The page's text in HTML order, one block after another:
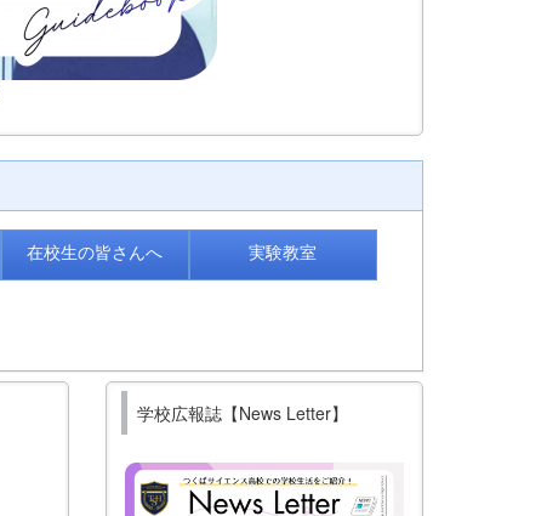
在校生の皆さんへ 実験教室
学校広報誌【News Letter】